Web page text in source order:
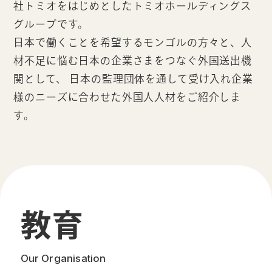
社トミオをはじめとしたトミオホールディングス
グループです。
日本で働くことを希望するモンゴルの方々と、人
材不足に悩む日本の企業さまをつなぐ外国送出機
関として、
日本の監理団体を通して受け入れ企業
様のニーズに合わせた外国人人材をご紹介しま
す。
教育
Our Organisation